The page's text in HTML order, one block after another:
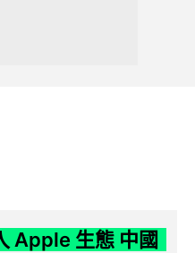
Apple 生態 中國